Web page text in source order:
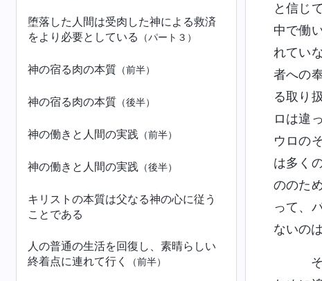
堕落した人間は受肉した神による救済
をより必要としている
（パート３）
神の宿る肉の本質 （前半）
神の宿る肉の本質 （後半）
神の働きと人間の実践 （前半）
神の働きと人間の実践 （後半）
キリストの本質は父なる神の心に従う
ことである
人の普通の生活を回復し、素晴らしい
終着点に連れて行く
（前半）
と信じ
中で働
れてい
者への
る取り
ロは違
ウロの
は多く
ののた
って、
ないの
そ